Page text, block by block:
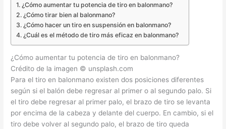
¿Cómo aumentar tu potencia de tiro en balonmano?
¿Cómo tirar bien al balonmano?
¿Cómo hacer un tiro en suspensión en balonmano?
¿Cuál es el método de tiro más eficaz en balonmano?
¿Cómo aumentar tu potencia de tiro en balonmano?
Crédito de la imagen © unsplash.com
Para el tiro en balonmano existen dos posiciones diferentes
según si el balón debe regresar al primer o al segundo palo. Si
el tiro debe regresar al primer palo, el brazo de tiro se levanta
por encima de la cabeza y delante del cuerpo. En cambio, si el
tiro debe volver al segundo palo, el brazo de tiro queda